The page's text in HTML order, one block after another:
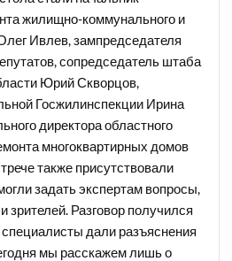
жилищно-коммунального и
Ивлев, зампредседателя
сопредседатель штаба
Юрий Скворцов,
Госжилинспекции Ирина
директора областного
многоквартирных домов
также присутствовали
задать экспертам вопросы,
зрителей. Разговор получился
дали разъяснения
мы расскажем лишь о